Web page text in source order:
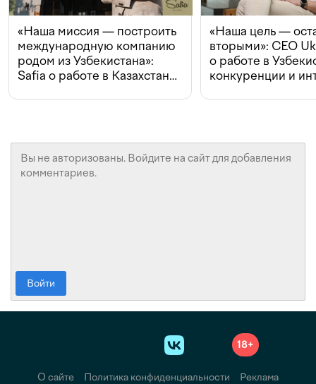
«Наша миссия — построить
международную компанию
родом из Узбекистана»:
Safia о работе в Казахстане,
«Наша цель —
вторыми»: CEO
о работе в
конкуренции и
Войти
18+
О сайте Политика конфиденциальности Реклама